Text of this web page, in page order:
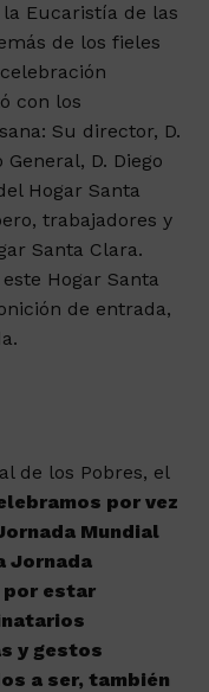
Eucaristía de las
de los fieles
con los
Su director, D.
D. Diego
Hogar Santa
trabajadores y
Santa Clara.
Hogar Santa
de entrada,
de los Pobres, el
por vez
Mundial
Jornada
estar
y gestos
a ser, también